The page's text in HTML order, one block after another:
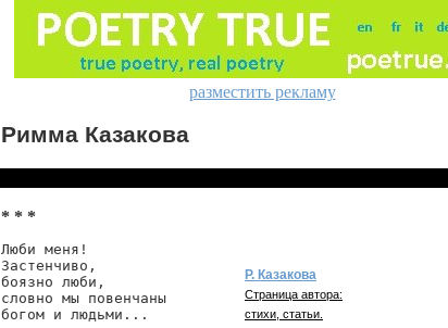
разместить рекламу
Римма Казакова
* * *
Люби меня!
Застенчиво,
боязно люби,
словно мы повенчаны
богом и людьми...
Р. Казакова
Страница автора:
стихи, статьи.